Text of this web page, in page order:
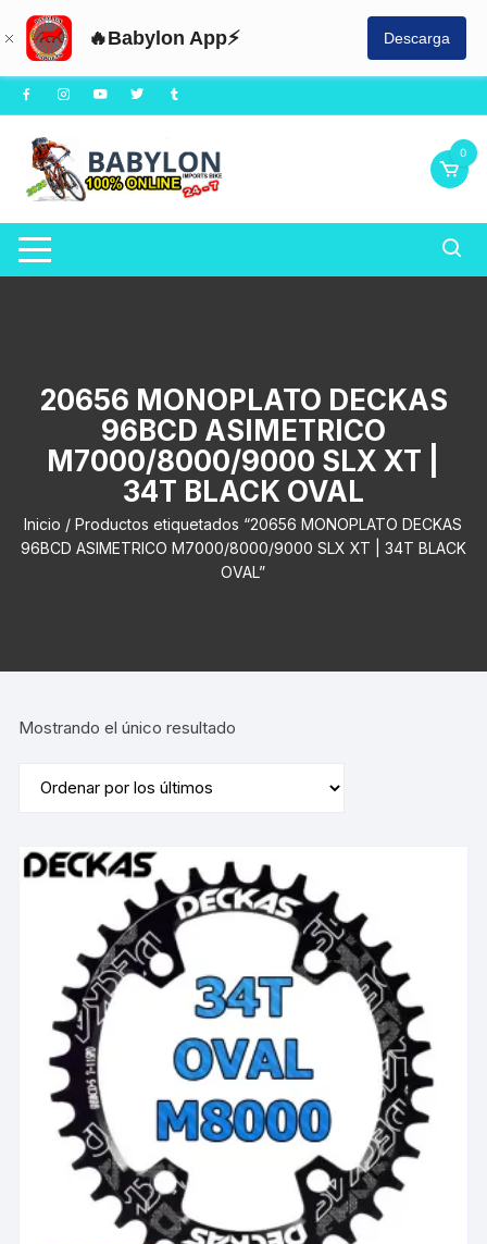
🔥Babylon App⚡ Descarga
Saltar
al
contenido
0
20656 MONOPLATO DECKAS
96BCD ASIMETRICO
M7000/8000/9000 SLX XT |
34T BLACK OVAL
Inicio / Productos etiquetados “20656 MONOPLATO DECKAS
96BCD ASIMETRICO M7000/8000/9000 SLX XT | 34T BLACK
OVAL”
Mostrando el único resultado